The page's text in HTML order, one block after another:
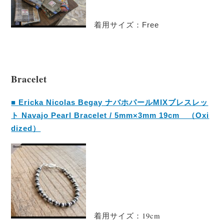
着用サイズ：Free
Bracelet
■ Ericka Nicolas Begay ナバホパールMIXブレスレッ
ト Navajo Pearl Bracelet / 5mm×3mm 19cm （Oxi
dized）
着用サイズ：19cm